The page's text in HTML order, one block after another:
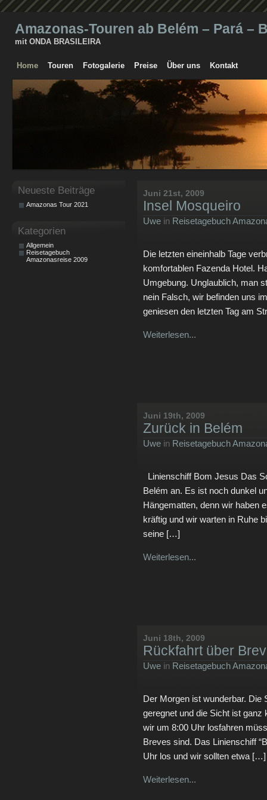
Amazonas-Touren ab Belém – Pará –
mit ONDA BRASILEIRA
Home Touren Fotogalerie Preise Über uns Kontakt
Juni 21st, 2009
Insel Mosqueiro
Uwe in Reisetagebuch
Die letzten eineinhalb Tage
komfortablen Fazenda Hotel.
Umgebung. Unglaublich, man
nein Falsch, wir befinden uns
geniesen den letzten Tag am
Weiterlesen...
Juni 19th, 2009
Zurück in Belém
Uwe in Reisetagebuch
Linienschiff Bom Jesus Das
Belém an. Es ist noch dunkel
Hängematten, denn wir haben
kräftig und wir warten in Ruhe
seine […]
Weiterlesen...
Juni 18th, 2009
Rückfahrt über
Uwe in Reisetagebuch
Der Morgen ist wunderbar. Die
geregnet und die Sicht ist ganz
wir um 8:00 Uhr losfahren
Breves sind. Das Linienschiff
Uhr los und wir sollten etwa […]
Weiterlesen...
Neueste Beiträge
Amazonas Tour 2021
Kategorien
Allgemein
Reisetagebuch
Amazonasreise 2009